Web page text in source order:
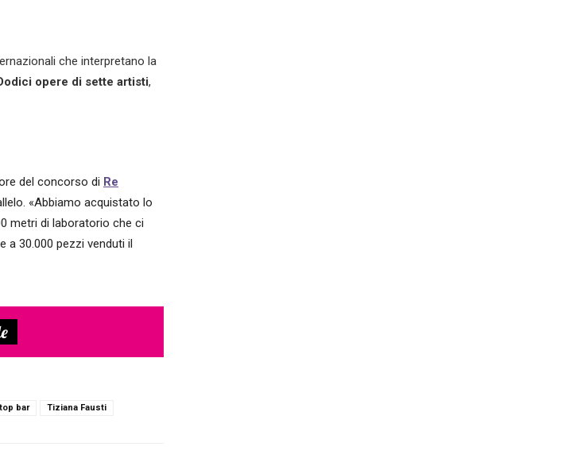
che interpretano la
opere di sette artisti,
del concorso di Re
«Abbiamo acquistato lo
metri di laboratorio che ci
a 30.000 pezzi venduti il
bar Tiziana Fausti